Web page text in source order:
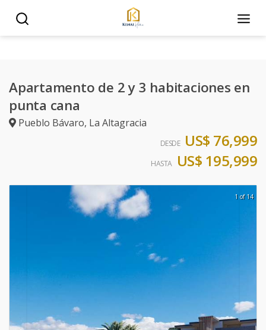
Apartamento de 2 y 3 habitaciones en
punta cana
Pueblo Bávaro, La Altagracia
DESDE US$ 76,999
HASTA US$ 195,999
1 of 14